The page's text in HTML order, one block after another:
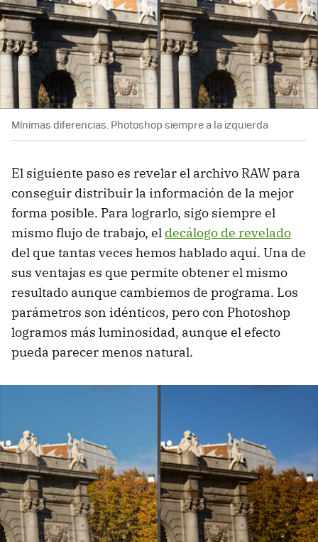
Mínimas diferencias. Photoshop siempre a la izquierda
El siguiente paso es revelar el archivo RAW para
conseguir distribuir la información de la mejor
forma posible. Para lograrlo, sigo siempre el
mismo flujo de trabajo, el decálogo de revelado
del que tantas veces hemos hablado aquí. Una de
sus ventajas es que permite obtener el mismo
resultado aunque cambiemos de programa. Los
parámetros son idénticos, pero con Photoshop
logramos más luminosidad, aunque el efecto
pueda parecer menos natural.